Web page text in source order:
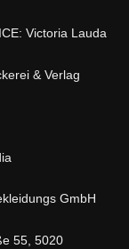
Victoria Lauda
& Verlag
GmbH
55, 5020